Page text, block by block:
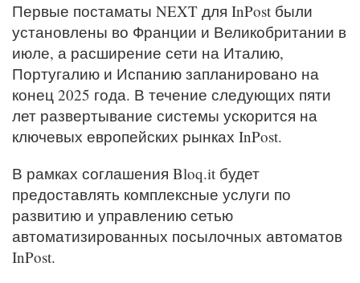
Первые постаматы NEXT для InPost были
установлены во Франции и Великобритании в
июле, а расширение сети на Италию,
Португалию и Испанию запланировано на
конец 2025 года. В течение следующих пяти
лет развертывание системы ускорится на
ключевых европейских рынках InPost.
В рамках соглашения Bloq.it будет
предоставлять комплексные услуги по
развитию и управлению сетью
автоматизированных посылочных автоматов
InPost.